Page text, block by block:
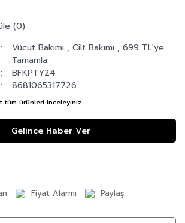
(0)
Vücut Bakımı ,Cilt Bakımı ,699 TL'ye
Tamamla
BFKPTY24
8681065317726
tüm ürünleri inceleyiniz
Gelince Haber Ver
Fiyat Alarmı Paylaş